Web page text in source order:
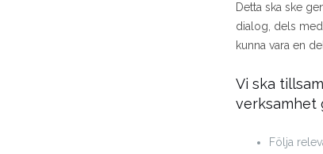
Detta ska ske
dialog, dels
kunna vara en
Vi ska
verksamhet
Följa